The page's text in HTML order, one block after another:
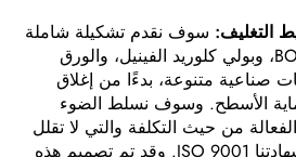
التغليف: سوف نقدم تشكيلة شاملة
ومتكاملة من شرائط BOPP، وبولي كلوريد الفينيل، والورق
صناعية متنوعة، بدءًا من إغلاق
الأسطح. وسوف نسلط الضوء
من حيث التكلفة والتي لا تقلل
من جودة عالية تضمنها شهادتنا ISO 9001. وقد تم تصميم هذه